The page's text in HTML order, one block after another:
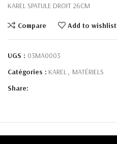
KAREL SPATULE DROIT 26CM
Compare Add to wishlist
UGS : 03MA0003
Catégories : KAREL, MATÉRIELS
Share: